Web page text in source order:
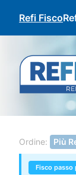
Refi Fisco
Ordine: Più
Fisco passo